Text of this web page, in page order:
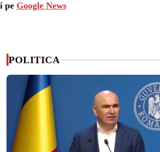
pe Google News
POLITICA